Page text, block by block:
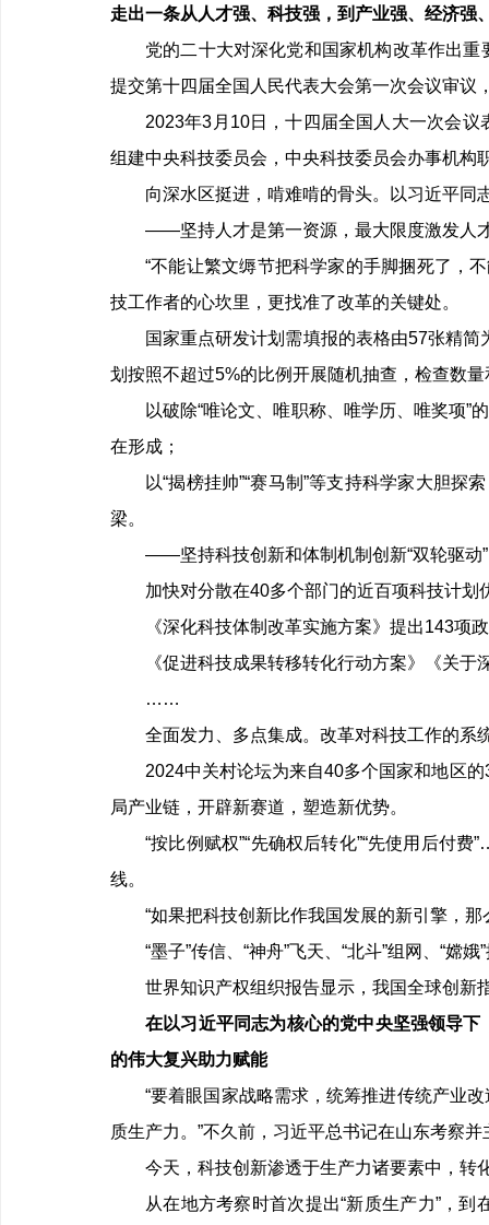
走出一条从人才强、科技强，到产业强、经济强
党的二十大对深化党和国家机构改革作出
提交第十四届全国人民代表大会第一次会议审议
2023年3 月 10日，十四届全国人大一次会
组建中央科技委员会，中央科技委员会办事机
向深水区挺进，啃难啃的骨头。以习近平同
——坚持人才是第一资源，最大限度激发人
“不能让繁文缛节把科学家的手脚捆死了，
技工作者的心坎里，更找准了改革的关键处。
国家重点研发计划需填报的表格由57张精简
划按照不超过5%的比例开展随机抽查，检查数
以破除“唯论文、唯职称、唯学历、唯奖项”
在形成；
以“揭榜挂帅”“赛马制”等支持科学家大胆
梁。
——坚持科技创新和体制机制创新“双轮驱动
加快对分散在40多个部门的近百项科技计划
《深化科技体制改革实施方案》提出143项
《促进科技成果转移转化行动方案》《关
……
全面发力、多点集成。改革对科技工作的系
2024中关村论坛为来自40多个国家和地区的
局产业链，开辟新赛道，塑造新优势。
“按比例赋权”“先确权后转化”“先使用后付
线。
“如果把科技创新比作我国发展的新引擎，
“墨子”传信、“神舟”飞天、“北斗”组网、“嫦
世界知识产权组织报告显示，我国全球创新
在以习近平同志为核心的党中央坚强领导
的伟大复兴助力赋能
“要着眼国家战略需求，统筹推进传统产业
质生产力。”不久前，习近平总书记在山东考察
今天，科技创新渗透于生产力诸要素中，转
从在地方考察时首次提出“新质生产力”，